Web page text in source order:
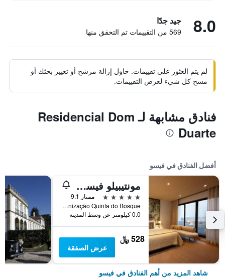
8.0 جيد جدًا
569 من التقييمات تم التحقق منها
لم يتم العثور على تقييمات. حاول إزالة مرشح أو تغيير بحثك أو
مسح كل شيء لعرض التقييمات.
فنادق مشابهة لـ Residencial Dom
Duarte
أفضل الفنادق في فيسو
مونتيبيلو فيسيو كونجريس هوتل آند سبا
5 نجوم
ممتاز 9.1
Urbanização Quinta do Bosque, فيسو, محافظة فيسيو, البرتغال
0.0 كيلومتر عن وسط المدينة
528 ﷼
عرض الصفقة
شاهد المزيد من أهم الفنادق في فيسو